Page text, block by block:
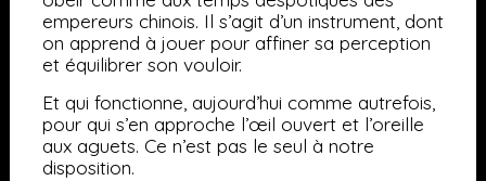
empereurs chinois. Il s’agit d’un instrument, dont
on apprend à jouer pour affiner sa perception
et équilibrer son vouloir.
Et qui fonctionne, aujourd’hui comme autrefois,
pour qui s’en approche l’œil ouvert et l’oreille
aux aguets. Ce n’est pas le seul à notre
disposition.